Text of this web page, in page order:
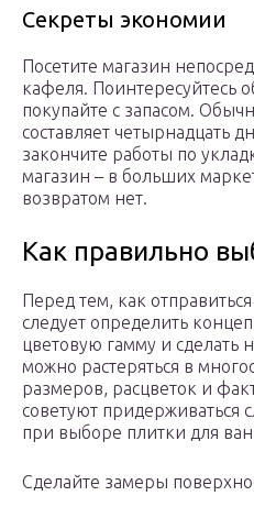
Секреты экономии
Посетите магазин
кафеля. Поинтересуйтесь
покупайте с запасом.
составляет четырнадцать
закончите работы по
магазин – в больших
возвратом нет.
Как правильно
Перед тем, как
следует определить
цветовую гамму и сделать
можно растеряться в
размеров, расцветок и
советуют
при выборе плитки для
Сделайте замеры